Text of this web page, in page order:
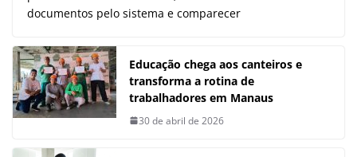
documentos pelo sistema e comparecer
Educação chega aos canteiros e
transforma a rotina de
trabalhadores em Manaus
30 de abril de 2026